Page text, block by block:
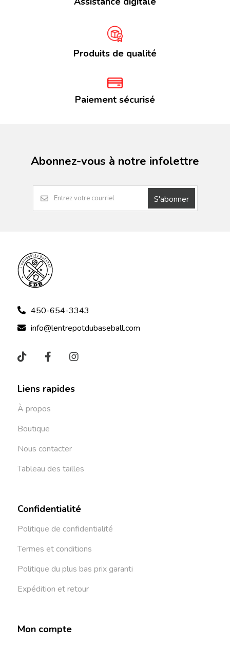
Produits de qualité
Paiement sécurisé
Abonnez-vous à notre infolettre
S'abonner
450-654-3343
info@lentrepotdubaseball.com
Liens rapides
À propos
Boutique
Nous contacter
Tableau des tailles
Confidentialité
Politique de confidentialité
Termes et conditions
Politique du plus bas prix garanti
Expédition et retour
Mon compte